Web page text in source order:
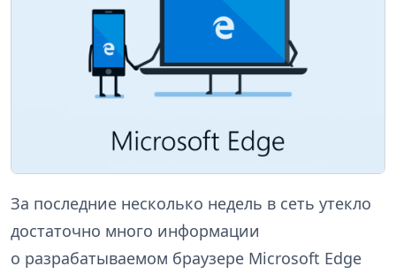
За последние несколько недель в сеть утекло
достаточно много информации
о разрабатываемом браузере Microsoft Edge